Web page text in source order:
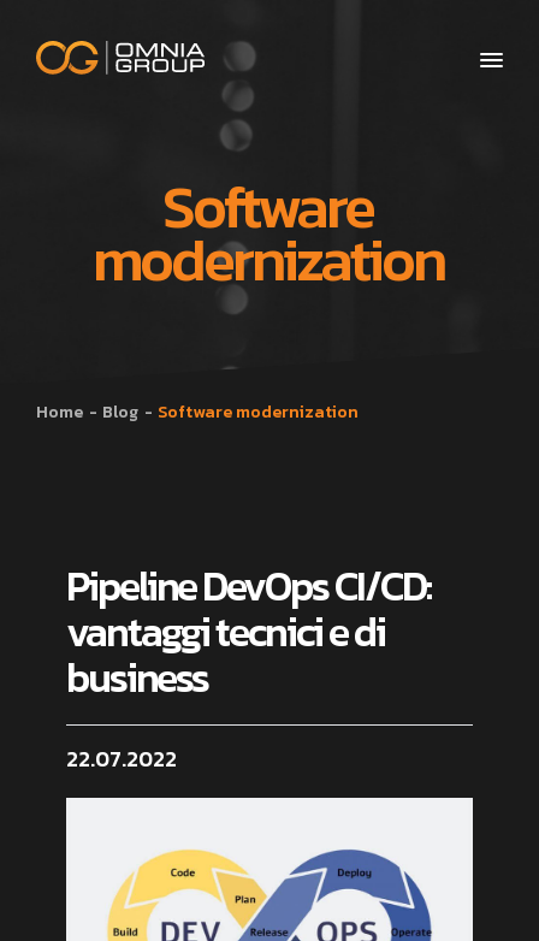
Software
modernization
Home Blog Software modernization
Pipeline DevOps CI/CD:
vantaggi tecnici e di
business
22.07.2022